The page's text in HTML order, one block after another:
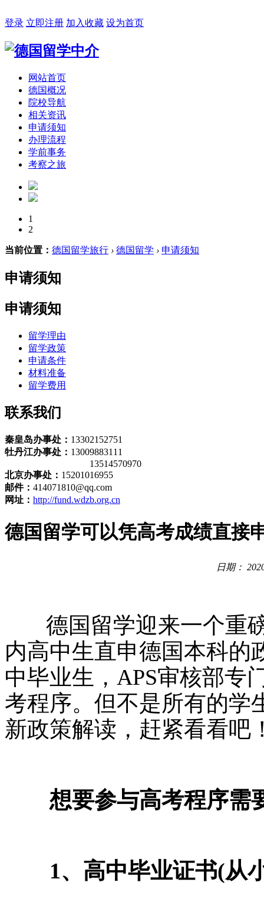
登录 立即注册 加入收藏 设为首页
网站首页
德国概况
院校导航
相关资讯
申请须知
办理流程
学前事务
考察之旅
1
2
当前位置： 德国留学旅行 › 德国留学 › 申请须知
申请须知
申请须知
留学理由
留学政策
申请条件
材料准备
留学费用
联系我们
秦皇岛办事处： 13302152751
牡丹江办事处： 13009883111
13514570970
北京办事处： 15201016955
邮件： 414071810@qq.com
网址： http://fund.wdzb.org.cn
德国留学可以凭高考成绩直接
日期：
德国留学迎来一个重磅
内高中生直申德国本科的
中毕业生，APS审核部专
考程序。但不是所有的学
新政策解读，赶紧看看吧
想要参与高考程序需
1、高中毕业证书(从